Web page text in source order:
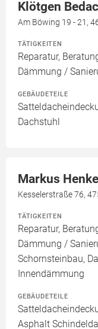
Klötgen
Am Böwing 19 - 21,
TÄTIGKEITEN
Reparatur,
Dämmung /
GEBÄUDETEILE
Dachstuhl
Markus
Kesselerstraße 76,
TÄTIGKEITEN
Reparatur,
Dämmung /
Schornsteinbau,
Innendämmung
GEBÄUDETEILE
Asphalt